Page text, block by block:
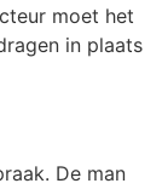
moet het
in plaats
De man